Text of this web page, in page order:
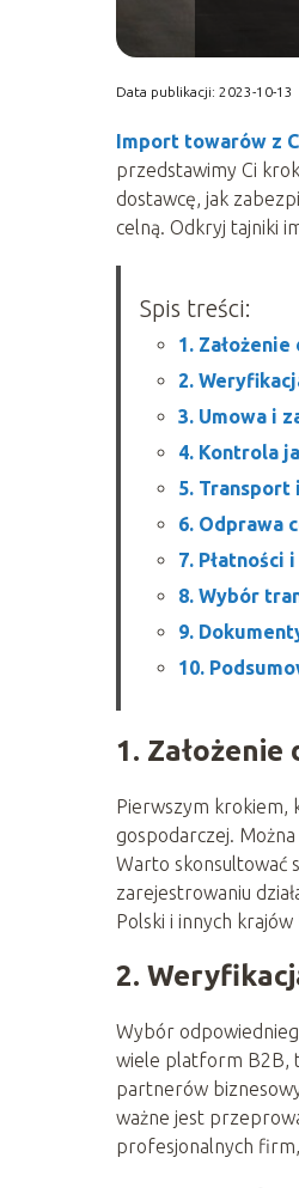
Data publikacji: 2023-10-13
Import towarów z
przedstawimy Ci
dostawcę, jak
celną. Odkryj tajniki
Spis treści:
1.
2.
3. Umowa i
4. Kontrola
5. Transport
6. Odprawa
7. Płatności
8. Wybór
9.
10.
1. Założenie
Pierwszym krokiem,
gospodarczej.
Warto skonsultować
zarejestrowaniu
Polski i innych
2.
Wybór
wiele platform B2B,
partnerów
ważne jest
profesjonalnych